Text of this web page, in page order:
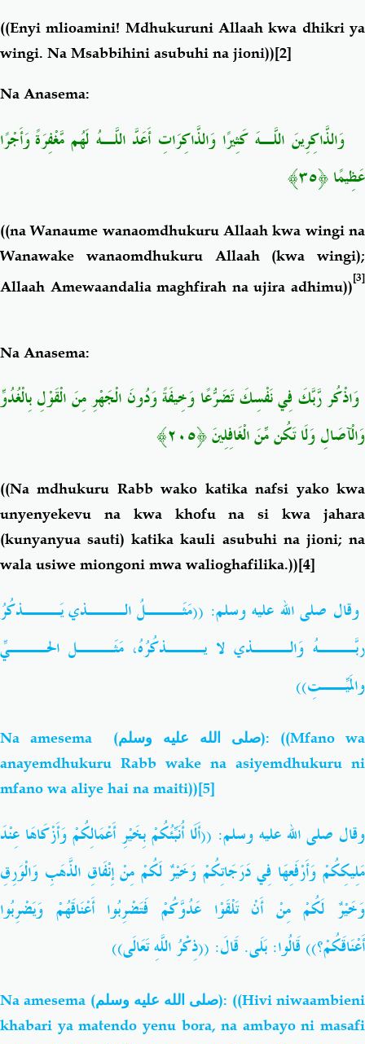
((Enyi mlioamini! Mdhukuruni Allaah kwa dhikri ya
wingi. Na Msabbihini asubuhi na jioni)) [2]
Na Anasema:
وَالذَّاكِرِينَ اللَّـهَ كَثِيرًا وَالذَّاكِرَاتِ أَعَدَّ اللَّـهُ لَهُم مَّغْفِرَةًوَأَجْرًا
عَظِيمًا﴿٣٥﴾
((na Wanaume wanaomdhukuru Allaah kwa wingi na
Wanawake wanaomdhukuru Allaah (kwa wingi);
Allaah Amewaandalia maghfirah na ujira adhimu))
[3]
Na Anasema:
وَاذْكُر‌رَّبَّكَفِينَفْسِكَتَضَرُّعًا وَخِيفَةًوَدُونَ الْجَهْرِ‌مِنَالْقَوْلِبِالْغُدُوِّ
وَالْآصَالِوَلَاتَكُنمِّنَالْغَافِلِينَ﴿٢٠٥﴾
((Na mdhukuru Rabb wako katika nafsi yako kwa
unyenyekevu na kwa khofu na si kwa jahara
(kunyanyua sauti) katika kauli asubuhi na jioni; na
wala usiwe miongoni mwa walioghafilika.))[4]
وقال صلى الله عليه وسلم: ((مَثَـــلُ الـــذييَـــذكُرُ
ربَّـــهُ وَالـــذي لا يـــذكُرُهُ، مَثَـــل الحـــيِّ
والمَيِّــتِ))
Na amesema (صلى الله عليه وسلم): ((Mfano wa
anayemdhukuru Rabb wake na asiyemdhukuru ni
mfano wa aliye hai na maiti))[5]
وقال صلى الله عليه وسلم: ((أَلَا أُنَبِّئُكُمْبِخَيْرِأَعْمَالِكُمْوَأَزْكَاهَا عِنْدَ
مَلِيكِكُمْ وَأَرْفَعِهَا فِي دَرَجَاتِكُمْ وَخَيْرٌ لَكُمْ مِنْ إِنْفَاقِ الذَّهَبِ وَالْوَرِقِ
وَخَيْرٌ لَكُمْ مِنْ أَنْ تَلْقَوْا عَدُوَّكُمْ فَتَضْرِبُوا أَعْنَاقَهُمْ وَيَضْرِبُوا
أَعْنَاقَكُمْ؟)) قَالُوا: بَلَى. قَالَ: ((ذِكْرُاللَّهِتَعَالَى))
Naamesema (صلى الله عليه وسلم): ((Hivi niwaambieni
khabari ya matendo yenu bora, na ambayo ni masafi